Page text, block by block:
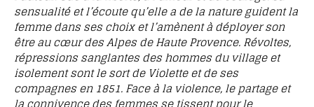
sensualité et l’écoute qu’elle a de la nature guident la
femme dans ses choix et l’amènent à déployer son
être au cœur des Alpes de Haute Provence. Révoltes,
répressions sanglantes des hommes du village et
isolement sont le sort de Violette et de ses
compagnes en 1851. Face à la violence, le partage et